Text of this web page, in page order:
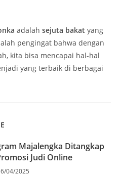
adalahsejuta bakat yang
pengingat bahwa dengan
kita bisa mencapai hal-hal
yang terbaik di berbagai
Majalengka Ditangkap
Judi Online
04/2025